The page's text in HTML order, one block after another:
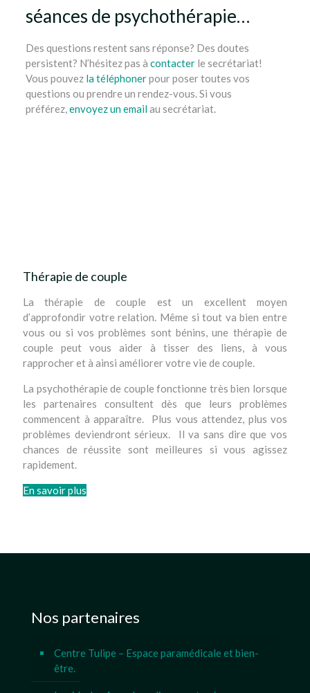
séances de psychothérapie…
Des questions restent sans réponse? Des doutes
persistent? N’hésitez pas à contacterle secrétariat!
Vous pouvez la téléphonerpour poser toutes vos
questions ou prendre un rendez-vous. Si vous
préférez,envoyez un emailau secrétariat.
Thérapie de couple
La thérapie de couple est un excellent moyen
d’approfondir votre relation. Même si tout va bien entre
vous ou si vos problèmes sont bénins, une thérapie de
couple peut vous aider à tisser des liens, à vous
rapprocher et à ainsi améliorer votre vie de couple.
La psychothérapie de couple fonctionne très bien lorsque
les partenaires consultent dès que leurs problèmes
commencent à apparaître. Plus vous attendez, plus vos
problèmes deviendront sérieux. Il va sans dire que vos
chances de réussite sont meilleures si vous agissez
rapidement.
En savoir plus
Nos partenaires
Centre Tulipe – Espace paramédicale et bien-
être.